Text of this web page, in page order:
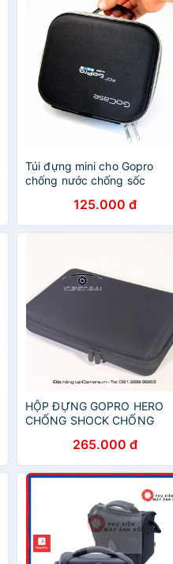
Túi đựng mini cho Gopro
chống nước chống sốc
125.000 đ
HỘP ĐỰNG GOPRO HERO
CHỐNG SHOCK CHỐNG
265.000 đ